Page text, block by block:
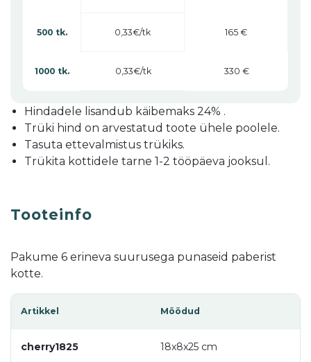
500 tk.
1000 tk.
0,33
0,33
165 €
330 €
Hindadele lisandub käibemaks 24% .
Trüki hind on arvestatud toote ühele poolele.
Tasuta ettevalmistus trükiks.
Trükita kottidele tarne 1-2 tööpäeva jooksul.
Tooteinfo
Pakume 6 erineva suurusega punaseid paberist
kotte.
Artikkel Mõõdud
cherry1825 18x8x25 cm